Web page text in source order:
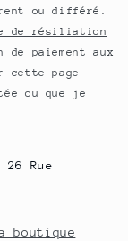
ou différé.
de résiliation
de paiement aux
cette page
ou que je
26 Rue
boutique